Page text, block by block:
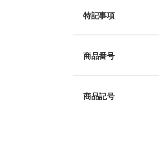
特記事項
商品番号
商品記号